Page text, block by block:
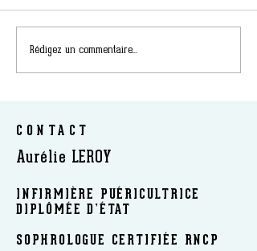
Rédigez un commentaire...
CONTACT
Aurélie LEROY
INFIRMIÈRE PUÉRICULTRICE
DIPLÔMÉE D’ÉTAT
SOPHROLOGUE CERTIFIÉE RNCP